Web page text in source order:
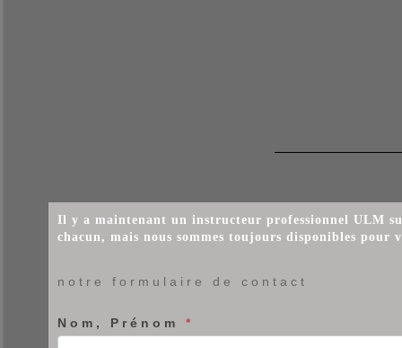
Il y a maintenant un instructeur professionnel ULM
chacun, mais nous sommes toujours disponibles pour
contacter
notre formulaire de contact
Nom, Prénom *